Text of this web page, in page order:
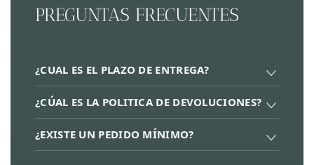
PREGUNTAS FRECUENTES
¿CUAL ES EL PLAZO DE ENTREGA?
¿CÚAL ES LA POLITICA DE DEVOLUCIONES?
¿EXISTE UN PEDIDO MÍNIMO?